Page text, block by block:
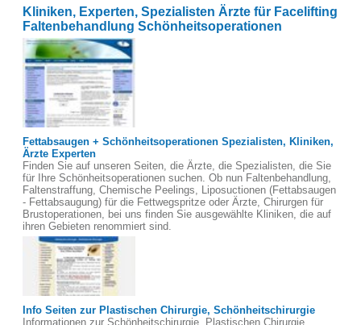
Kliniken, Experten, Spezialisten Ärzte für Facelifting
Faltenbehandlung Schönheitsoperationen
Fettabsaugen + Schönheitsoperationen Spezialisten, Kliniken,
Ärzte Experten
Finden Sie auf unseren Seiten, die Ärzte, die Spezialisten, die Sie
für Ihre Schönheitsoperationen suchen. Ob nun Faltenbehandlung,
Faltenstraffung, Chemische Peelings, Liposuctionen (Fettabsaugen
- Fettabsaugung) für die Fettwegspritze oder Ärzte, Chirurgen für
Brustoperationen, bei uns finden Sie ausgewählte Kliniken, die auf
ihren Gebieten renommiert sind.
Info Seiten zur Plastischen Chirurgie, Schönheitschirurgie
Informationen zur Schönheitschirurgie, Plastischen Chirurgie,